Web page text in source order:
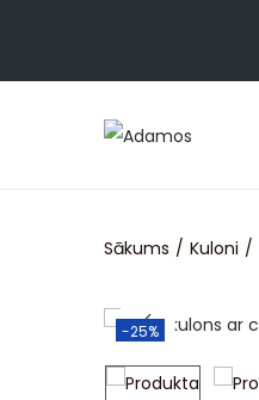
Sākums / Kuloni /
-25%